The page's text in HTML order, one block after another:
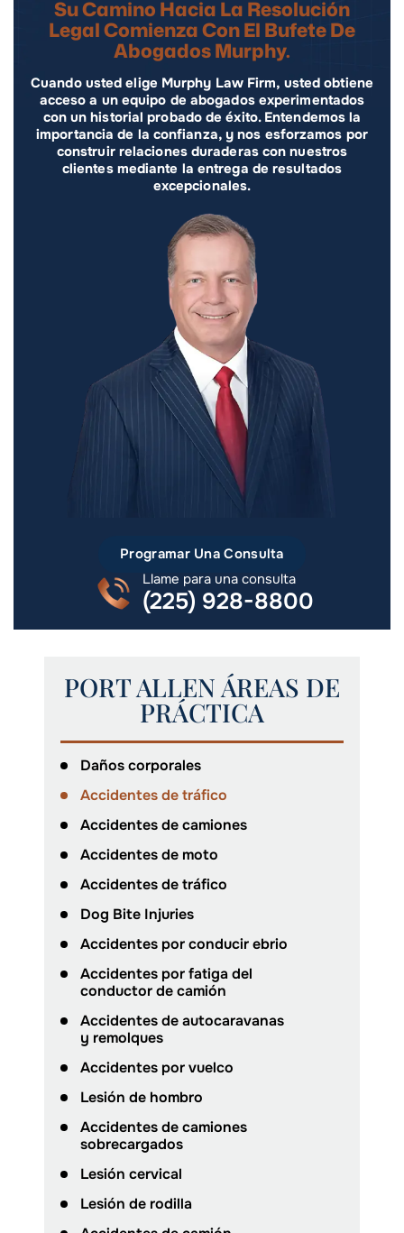
Su Camino Hacia La Resolución
Legal Comienza Con El Bufete De
Abogados Murphy.
Cuando usted elige Murphy Law Firm, usted obtiene
acceso a un equipo de abogados experimentados
con un historial probado de éxito. Entendemos la
importancia de la confianza, y nos esforzamos por
construir relaciones duraderas con nuestros
clientes mediante la entrega de resultados
excepcionales.
Programar Una Consulta
Llame para una consulta
(225) 928-8800
PORT ALLEN ÁREAS DE
PRÁCTICA
Daños corporales
Accidentes de tráfico
Accidentes de camiones
Accidentes de moto
Accidentes de tráfico
Dog Bite Injuries
Accidentes por conducir ebrio
Accidentes por fatiga del
conductor de camión
Accidentes de autocaravanas
y remolques
Accidentes por vuelco
Lesión de hombro
Accidentes de camiones
sobrecargados
Lesión cervical
Lesión de rodilla